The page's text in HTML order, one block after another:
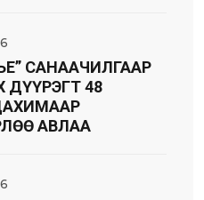
САНААЧИЛГААР
ДҮҮРЭГТ 48
АВЛАА